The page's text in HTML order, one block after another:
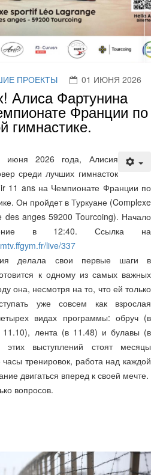
ПРОЕКТЫ 01 ИЮНЯ 2026
Алиса Фартунина
Франции по
гимнастике.
2026 года, Алисия
среди лучших гимнасток
11 ans на Чемпионате Франции по
Он пройдет в Туркуане (Complexe
des anges 59200 Tourcoing). Начало
в 12:40. Ссылка на
live/337
делала свои первые шаги в
к одному из самых важных
она, несмотря на то, что ей только
уже совсем как взрослая
видах программы: обруч (в
лента (в 11.48) и булавы (в
выступлений стоят месяцы
часы тренировок, работа над каждой
двигаться вперед к своей мечте.
вопросов.